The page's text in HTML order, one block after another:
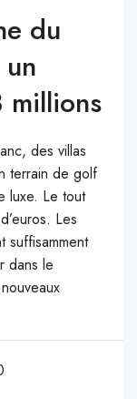
du
millions
des villas
terrain de golf
luxe. Le tout
Les
suffisamment
dans le